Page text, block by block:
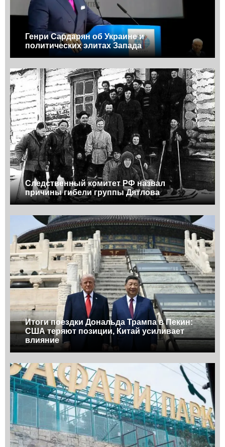
Генри Сардарян об Украине и
политических элитах Запада
Следственный комитет РФ назвал
причины гибели группы Дятлова
Итоги поездки Дональда Трампа в Пекин:
США теряют позиции, Китай усиливает
влияние